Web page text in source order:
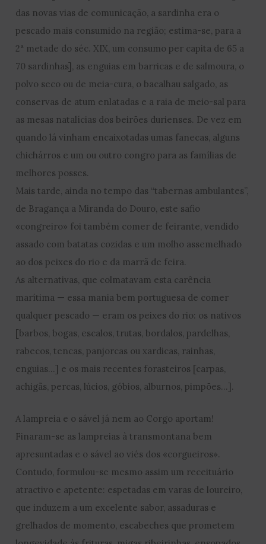
das novas vias de comunicação, a sardinha era o
pescado mais consumido na região; estima-se, para a
2ª metade do séc. XIX, um consumo per capita de 65 a
70 sardinhas], as enguias em barricas e de salmoura, o
polvo seco ou de meia-cura, o bacalhau salgado, as
conservas de atum enlatadas e a raia de meio-sal para
as mesas natalícias dos beirões durienses. De vez em
quando lá vinham encaixotadas umas fanecas, alguns
chichárros e um ou outro congro para as famílias de
melhores posses.
Mais tarde, ainda no tempo das “tabernas ambulantes”,
de Bragança a Miranda do Douro, este safio
«congreiro» foi também comer de feirante, vendido
assado com batatas cozidas e um molho assemelhado
ao dos peixes do rio e da marrã de feira.
As alternativas, que colmatavam esta carência
marítima — essa mania bem portuguesa de comer
qualquer pescado — eram os peixes do rio: os nativos
[barbos, bogas, escalos, trutas, bordalos, pardelhas,
rabecos, tencas, panjorcas ou xardicas, rainhas,
enguias…] e os mais recentes forasteiros [carpas,
achigãs, percas, lúcios, góbios, alburnos, pimpões…].
A lampreia e o sável já nem ao Corgo aportam!
Finaram-se as lampreias à transmontana bem
apresuntadas e o sável ao viés dos «corgueiros».
Contudo, formulou-se mesmo assim um receituário
atractivo e apetente: espetadas em varas de loureiro,
que induzem a um excelente sabor, assaduras e
grelhados de momento, escabeches que prometem